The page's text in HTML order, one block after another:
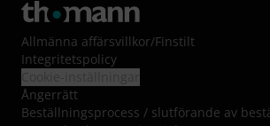
Allmänna affärsvillkor/Finstilt
Integritetspolicy
Ångerrätt
Beställningsprocess / slutförande av